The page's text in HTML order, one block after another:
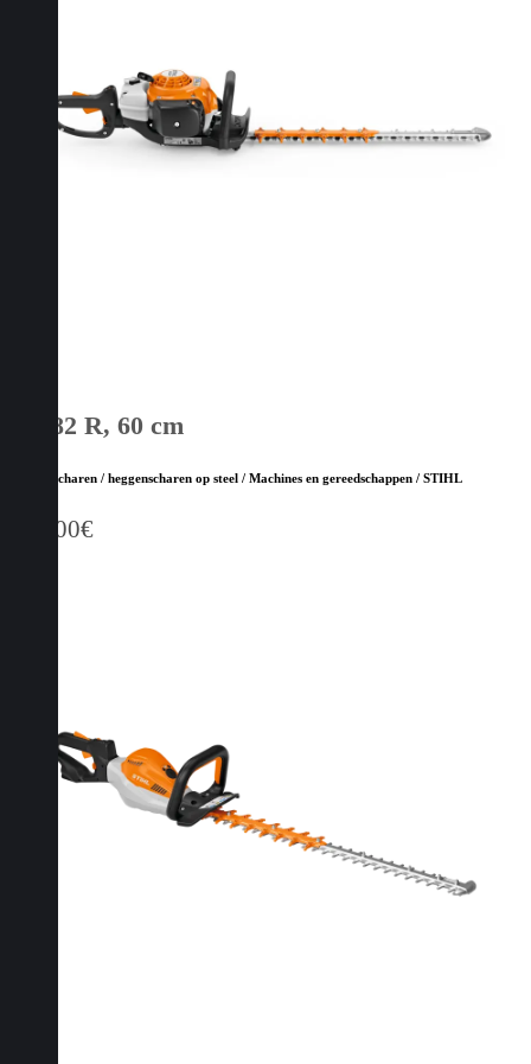
HS 82 R, 60 cm
Heggenscharen / heggenscharen op steel / Machines en gereedschappen / STIHL
849,00€